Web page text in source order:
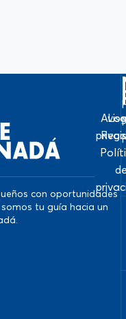
con oportunidades
tu guía hacia un